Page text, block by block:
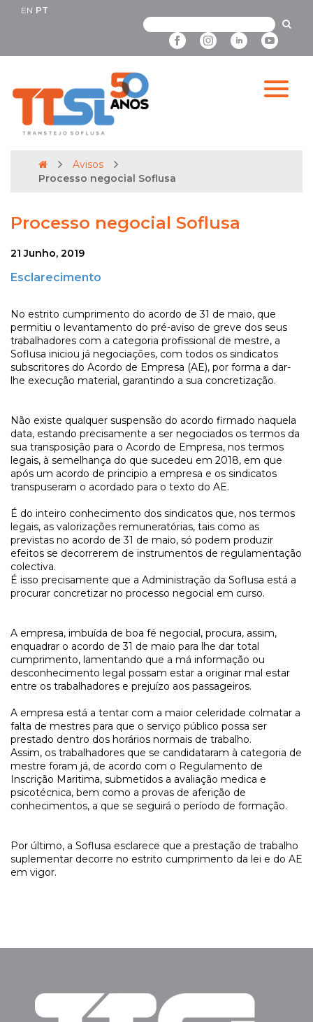
EN PT
Avisos
Processo negocial Soflusa
Processo negocial Soflusa
21 Junho, 2019
Esclarecimento
No estrito cumprimento do acordo de 31 de maio, que
permitiu o levantamento do pré-aviso de greve dos seus
trabalhadores com a categoria profissional de mestre, a
Soflusa iniciou já negociações, com todos os sindicatos
subscritores do Acordo de Empresa (AE), por forma a dar-
lhe execução material, garantindo a sua concretização.
Não existe qualquer suspensão do acordo firmado naquela
data, estando precisamente a ser negociados os termos da
sua transposição para o Acordo de Empresa, nos termos
legais, à semelhança do que sucedeu em 2018, em que
após um acordo de principio a empresa e os sindicatos
transpuseram o acordado para o texto do AE.
É do inteiro conhecimento dos sindicatos que, nos termos
legais, as valorizações remuneratórias, tais como as
previstas no acordo de 31 de maio, só podem produzir
efeitos se decorrerem de instrumentos de regulamentação
colectiva.
É isso precisamente que a Administração da Soflusa está a
procurar concretizar no processo negocial em curso.
A empresa, imbuída de boa fé negocial, procura, assim,
enquadrar o acordo de 31 de maio para lhe dar total
cumprimento, lamentando que a má informação ou
desconhecimento legal possam estar a originar mal estar
entre os trabalhadores e prejuízo aos passageiros.
A empresa está a tentar com a maior celeridade colmatar a
falta de mestres para que o serviço público possa ser
prestado dentro dos horários normais de trabalho.
Assim, os trabalhadores que se candidataram à categoria de
mestre foram já, de acordo com o Regulamento de
Inscrição Maritima, submetidos a avaliação medica e
psicotécnica, bem como a provas de aferição de
conhecimentos, a que se seguirá o período de formação.
Por último, a Soflusa esclarece que a prestação de trabalho
suplementar decorre no estrito cumprimento da lei e do AE
em vigor.